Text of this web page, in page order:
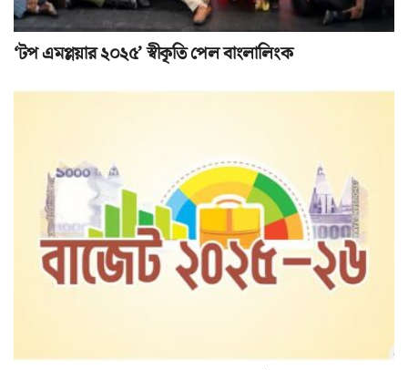
‘টপ এমপ্লয়ার ২০২৫’ স্বীকৃতি পেল বাংলালিংক